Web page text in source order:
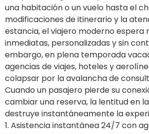
una habitación o un vuelo hasta el
modificaciones de itinerario y la
estancia, el viajero moderno espera
inmediatas, personalizadas y sin
embargo, en plena temporada
agencias de viajes, hoteles y
colapsar por la avalancha de
Cuando un pasajero pierde su
cambiar una reserva, la lentitud en
destruye instantáneamente la
1. Asistencia instantánea 24/7 con